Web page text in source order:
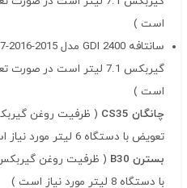
است )
است )
چانگان CS35
تعویض با دستگاه 6 لیتر مورد نیاز است )
بسترن B30
با دستگاه 8 لیتر مورد نیاز است )